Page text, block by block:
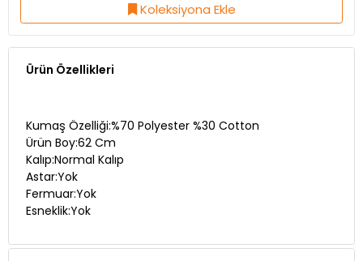
Koleksiyona Ekle
Ürün Özellikleri
Kumaş Özelliği:%70 Polyester %30 Cotton
Ürün Boy:62 Cm
Kalıp:Normal Kalıp
Astar:Yok
Fermuar:Yok
Esneklik:Yok